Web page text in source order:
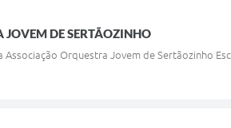
DE SERTÃOZINHO
Associação Orquestra Jovem de Sertãozinho